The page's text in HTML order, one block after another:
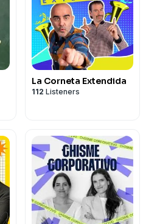
La Corneta Extendida
112 Listeners